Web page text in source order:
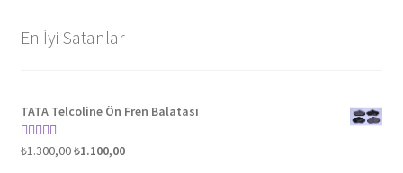
En İyi Satanlar
TATA Telcoline Ön Fren Balatası
5 üzerinden
₺1.300,00Orijinal
₺1.100,00Şu